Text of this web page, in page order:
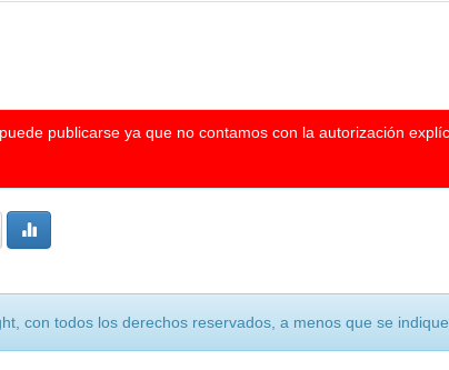
publicarse ya que no contamos con la autorización
con todos los derechos reservados, a menos que se